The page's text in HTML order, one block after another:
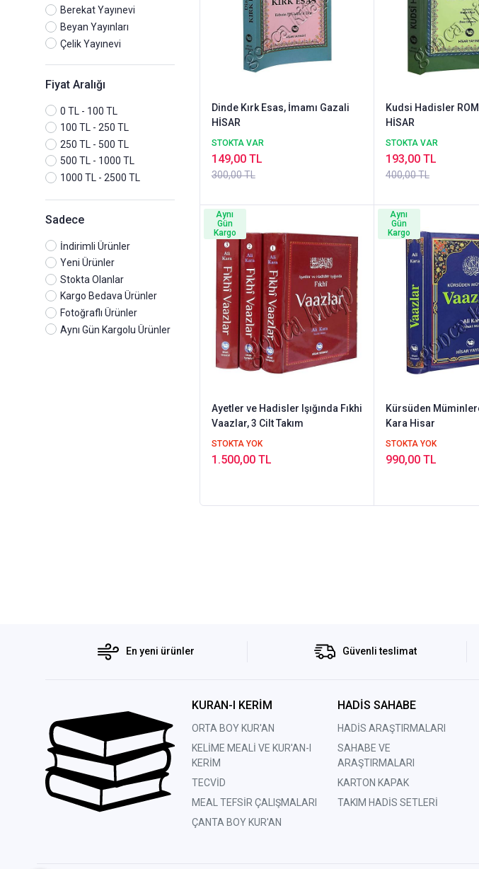
Berekat Yayınevi
Beyan Yayınları
Çelik Yayınevi
Diyanet İşleri Başkanlığı Yayınları
Diyanet Vakfı Yayınları
Dönem Yayıncılık
Ehil Yayıncılık
Emin Yayınları
Ensar Neşriyat
Fatih Yayınları
Gelenek Yayıncılık
Gül Kitap
Hisar Yayınları
Huzur Yayınları
Hüküm Kitap
Irmak Yayınları
Seda Yayınları
Selen Yayınları
Siyer Yayınları
Şelale Yayınları
Şifa Yayınevi
Tahlil Yayınları
Uyanış Yayınevi
Yağmur Yayınları
Yasin Yayınevi
Fiyat Aralığı
0 TL - 100 TL
100 TL - 250 TL
250 TL - 500 TL
500 TL - 1000 TL
1000 TL - 2500 TL
Sadece
İndirimli Ürünler
Yeni Ürünler
Stokta Olanlar
Kargo Bedava Ürünler
Fotoğraflı Ürünler
Aynı Gün Kargolu Ürünler
Dinde Kırk Esas, İmamı Gazali
HİSAR
STOKTA VAR
300,00 TL
149,00 TL
Kudsi Hadisler
HİSAR
STOKTA VAR
400,00 TL
193,00 TL
Ayetler ve Hadisler Işığında Fıkhi
Vaazlar, 3 Cilt Takım
STOKTA YOK
1.500,00 TL
Aynı
Gün
Kargo
Kürsüden
Kara Hisar
STOKTA YOK
990,00 TL
Aynı
Gün
Kargo
En yeni ürünler Güvenli teslimat
KURAN-I KERİM
ORTA BOY KUR'AN
KELİME MEALİ VE KUR'AN-I
KERİM
TECVİD
MEAL TEFSİR ÇALIŞMALARI
ÇANTA BOY KUR'AN
HADİS SAHABE
HADİS ARAŞTIRMALARI
SAHABE VE
ARAŞTIRMALARI
KARTON KAPAK
TAKIM HADİS SETLERİ